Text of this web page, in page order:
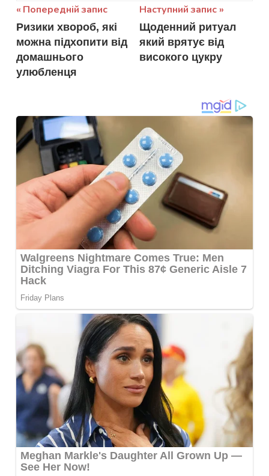
Навігація
записів
Попередній запис
Ризики хвороб, які
можна підхопити від
домашнього
улюбленця
Наступний запис
Щоденний ритуал
який врятує від
високого цукру